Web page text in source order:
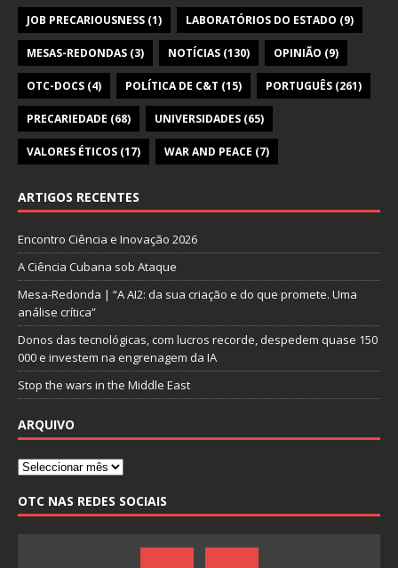
JOB PRECARIOUSNESS (1) LABORATÓRIOS DO ESTADO (9)
MESAS-REDONDAS (3) NOTÍCIAS (130) OPINIÃO (9)
OTC-DOCS (4) POLÍTICA DE C&T (15) PORTUGUÊS (261)
PRECARIEDADE (68) UNIVERSIDADES (65)
VALORES ÉTICOS (17) WAR AND PEACE (7)
ARTIGOS RECENTES
Encontro Ciência e Inovação 2026
A Ciência Cubana sob Ataque
Mesa-Redonda | “A AI2: da sua criação e do que promete. Uma
análise crítica”
Donos das tecnológicas, com lucros recorde, despedem quase 150
000 e investem na engrenagem da IA
Stop the wars in the Middle East
ARQUIVO
OTC NAS REDES SOCIAIS